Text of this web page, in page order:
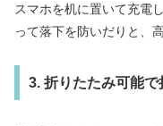
スマホを机に置いて充電
って落下を防いだりと、
3. 折りたたみ可能で